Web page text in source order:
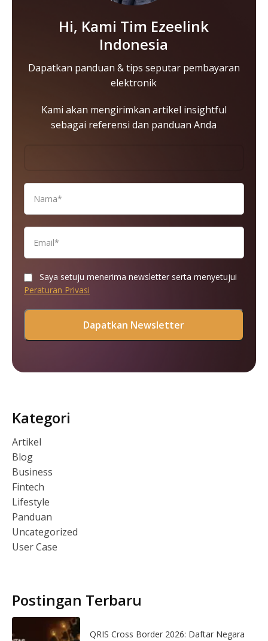
Hi, Kami Tim Ezeelink
Indonesia
Dapatkan panduan & tips seputar pembayaran
elektronik
Kami akan mengirimkan artikel insightful
sebagai referensi dan panduan Anda
Saya setuju menerima newsletter serta menyetujui
Peraturan Privasi
Kategori
Artikel
Blog
Business
Fintech
Lifestyle
Panduan
Uncategorized
User Case
Postingan Terbaru
QRIS Cross Border 2026: Daftar Negara